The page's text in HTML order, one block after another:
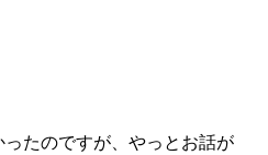
たのですが、やっとお話が